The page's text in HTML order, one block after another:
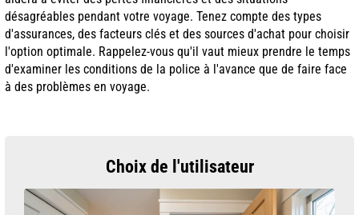
désagréables pendant votre voyage. Tenez compte des types
d'assurances, des facteurs clés et des sources d'achat pour choisir
l'option optimale. Rappelez-vous qu'il vaut mieux prendre le temps
d'examiner les conditions de la police à l'avance que de faire face
à des problèmes en voyage.
Choix de l'utilisateur